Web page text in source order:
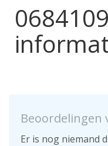
Beoordelingen
Er is nog niemand